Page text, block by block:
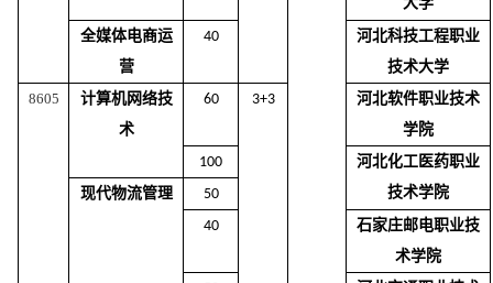
全媒体电商运
营
40
河北科技工程职业
技术大学
8605
计算机网络技
术
60 3+3
河北软件职业技术
学院
100
河北化工医药职业
技术学院
现代物流管理
50
40
石家庄邮电职业技
术学院